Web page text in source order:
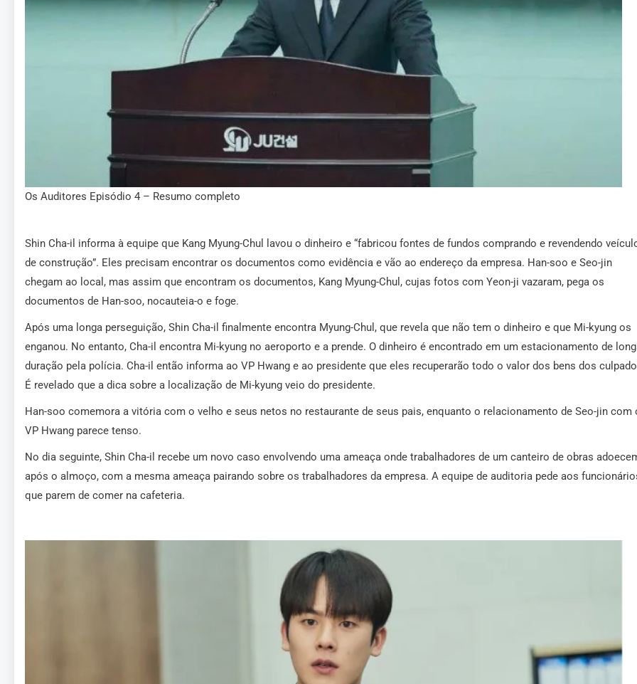
Os Auditores Episódio 4 – Resumo completo
Shin Cha-il informa à equipe que Kang Myung-Chul lavou o dinheiro e “fabricou fontes de fundos comprando e revendendo
de construção”. Eles precisam encontrar os documentos como evidência e vão ao endereço da empresa. Han-soo e Seo-jin
chegam ao local, mas assim que encontram os documentos, Kang Myung-Chul, cujas fotos com Yeon-ji vazaram, pega os
documentos de Han-soo, nocauteia-o e foge.
Após uma longa perseguição, Shin Cha-il finalmente encontra Myung-Chul, que revela que não tem o dinheiro e que Mi-kyung os
enganou. No entanto, Cha-il encontra Mi-kyung no aeroporto e a prende. O dinheiro é encontrado em um estacionamento de
duração pela polícia. Cha-il então informa ao VP Hwang e ao presidente que eles recuperarão todo o valor dos bens dos
É revelado que a dica sobre a localização de Mi-kyung veio do presidente.
Han-soo comemora a vitória com o velho e seus netos no restaurante de seus pais, enquanto o relacionamento de Seo-jin com
VP Hwang parece tenso.
No dia seguinte, Shin Cha-il recebe um novo caso envolvendo uma ameaça onde trabalhadores de um canteiro de obras
após o almoço, com a mesma ameaça pairando sobre os trabalhadores da empresa. A equipe de auditoria pede aos
que parem de comer na cafeteria.